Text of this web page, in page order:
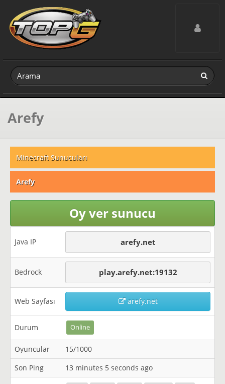
Toggle
Arefy
Minecraft Sunucuları
Arefy
Oy ver sunucu
Java IP arefy.net
Bedrock play.arefy.net:19132
Web Sayfası arefy.net
Durum Online
Oyuncular
15/1000
Son Ping
13 minutes 5 seconds ago